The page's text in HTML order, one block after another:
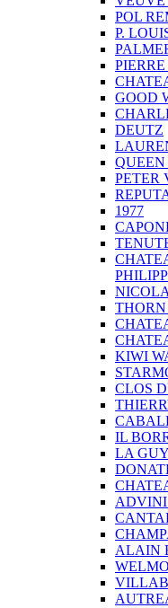
POL
P.
GOOD
DEUTZ
QUEEN
PETER
1977
KIWI
CLOS
IL
LA
ADVINI
ALAIN